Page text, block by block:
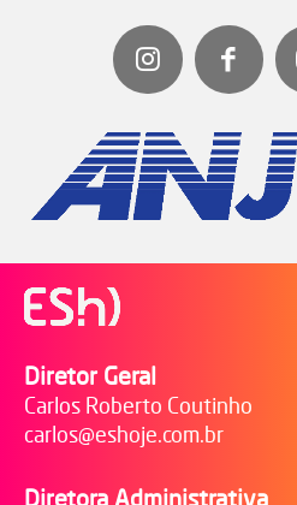
Diretor Geral
Carlos Roberto Coutinho
carlos@eshoje.com.br
Diretora Administrativa